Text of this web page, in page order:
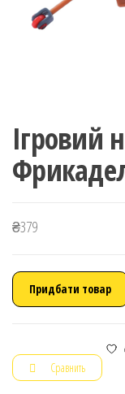
Ігровий
₴379
Придбати товар
Сравнить